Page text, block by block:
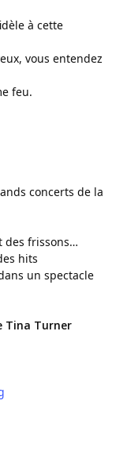
à cette
vous entendez
feu.
concerts de la
des frissons…
hits
un spectacle
Tina Turner